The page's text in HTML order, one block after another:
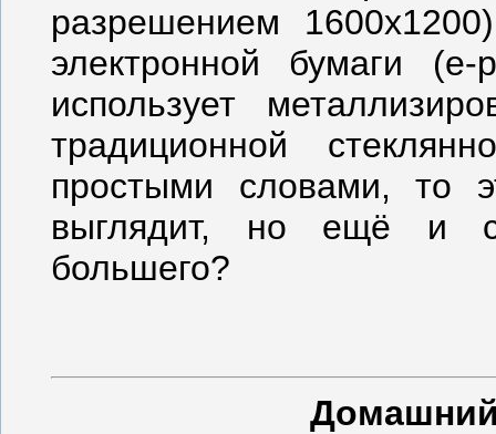
разрешением
электронной бумаги
использует
традиционной
простыми словами, то
выглядит, но ещё и
большего?
Домашний